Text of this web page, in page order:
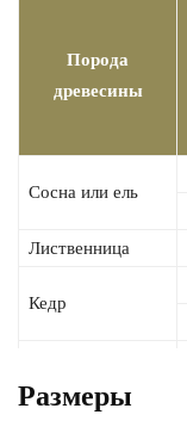
Порода
древесины
Сосна или ель
Лиственница
Кедр
Размеры